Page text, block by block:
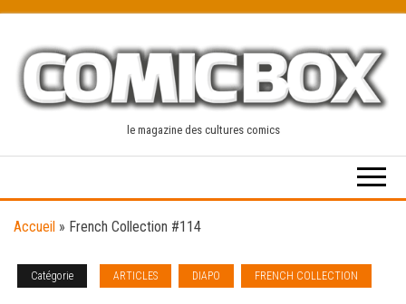
content
le magazine des cultures comics
Accueil » French Collection #114
Catégorie ARTICLES DIAPO FRENCH COLLECTION